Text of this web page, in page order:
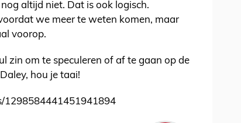
altijd niet. Dat is ook logisch.
we meer te weten komen, maar
voorop.
zin om te speculeren of af te gaan op de
hou je taai!
1298584441451941894